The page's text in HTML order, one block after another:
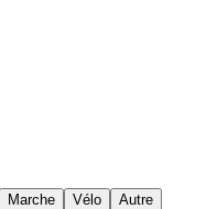
Marche Vélo Autre